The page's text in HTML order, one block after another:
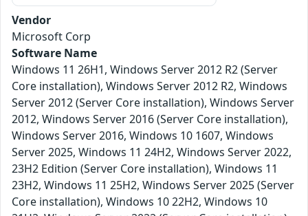
Vendor
Microsoft Corp
Software Name
Windows 11 26H1, Windows Server 2012 R2 (Server
Core installation), Windows Server 2012 R2, Windows
Server 2012 (Server Core installation), Windows Server
2012, Windows Server 2016 (Server Core installation),
Windows Server 2016, Windows 10 1607, Windows
Server 2025, Windows 11 24H2, Windows Server 2022,
23H2 Edition (Server Core installation), Windows 11
23H2, Windows 11 25H2, Windows Server 2025 (Server
Core installation), Windows 10 22H2, Windows 10